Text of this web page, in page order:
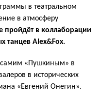
в театральном
в атмосферу
пройдёт в коллаборации
танцев Alex&Fox.
самим «Пушкиным» в
в исторических
«Евгений Онегин».